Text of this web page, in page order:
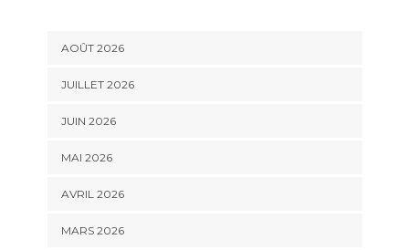
AOÛT 2026
JUILLET 2026
JUIN 2026
MAI 2026
AVRIL 2026
MARS 2026